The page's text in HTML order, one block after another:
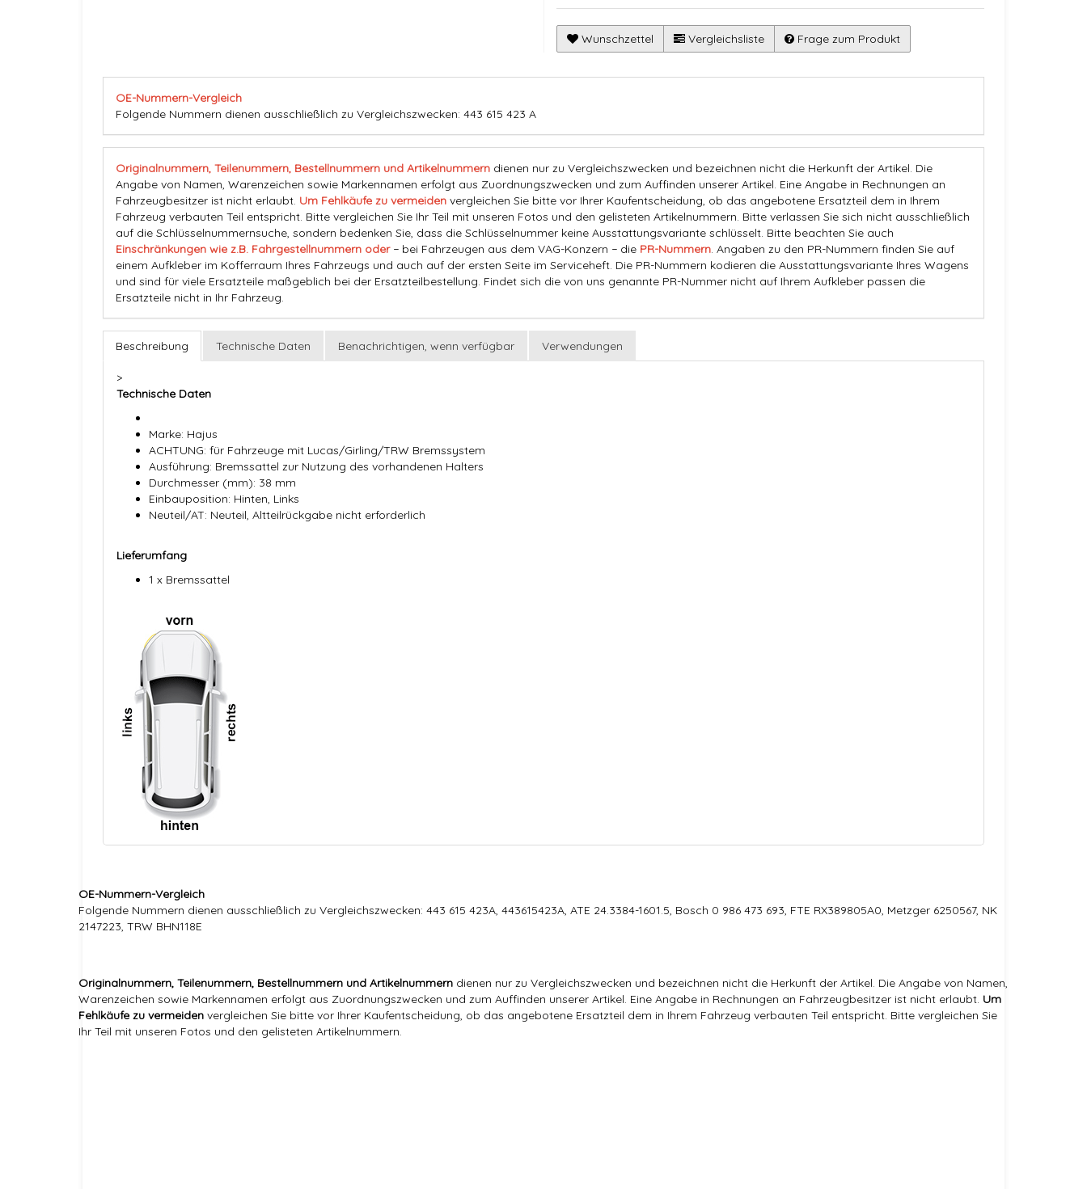
Wunschzettel Vergleichsliste Frage zum Produkt
OE-Nummern-Vergleich
Folgende Nummern dienen ausschließlich zu Vergleichszwecken: 443 615 423 A
Originalnummern, Teilenummern, Bestellnummern und Artikelnummern dienen nur zu Vergleichszwecken und bezeichnen nicht die Herkunft der Artikel. Die
Angabe von Namen, Warenzeichen sowie Markennamen erfolgt aus Zuordnungszwecken und zum Auffinden unserer Artikel. Eine Angabe in Rechnungen an
Fahrzeugbesitzer ist nicht erlaubt. Um Fehlkäufe zu vermeiden vergleichen Sie bitte vor Ihrer Kaufentscheidung, ob das angebotene Ersatzteil dem in Ihrem
Fahrzeug verbauten Teil entspricht. Bitte vergleichen Sie Ihr Teil mit unseren Fotos und den gelisteten Artikelnummern. Bitte verlassen Sie sich nicht ausschließlich
auf die Schlüsselnummernsuche, sondern bedenken Sie, dass die Schlüsselnummer keine Ausstattungsvariante schlüsselt. Bitte beachten Sie auch
Einschränkungen wie z.B. Fahrgestellnummern oder− bei Fahrzeugen aus dem VAG-Konzern − die PR-Nummern. Angaben zu den PR-Nummern finden Sie auf
einem Aufkleber im Kofferraum Ihres Fahrzeugs und auch auf der ersten Seite im Serviceheft. Die PR-Nummern kodieren die Ausstattungsvariante Ihres Wagens
und sind für viele Ersatzteile maßgeblich bei der Ersatzteilbestellung. Findet sich die von uns genannte PR-Nummer nicht auf Ihrem Aufkleber passen die
Ersatzteile nicht in Ihr Fahrzeug.
Beschreibung Technische Daten Benachrichtigen, wenn verfügbar Verwendungen
>
Technische Daten
Marke: Hajus
ACHTUNG: für Fahrzeuge mit Lucas/Girling/TRW Bremssystem
Ausführung: Bremssattel zur Nutzung des vorhandenen Halters
Durchmesser (mm): 38 mm
Einbauposition: Hinten, Links
Neuteil/AT: Neuteil, Altteilrückgabe nicht erforderlich
Lieferumfang
1 x Bremssattel
OE-Nummern-Vergleich
Folgende Nummern dienen ausschließlich zu Vergleichszwecken: 443 615 423A, 443615423A, ATE 24.3384-1601.5, Bosch 0 986 473 693, FTE RX389805A0, Metzger 6250567, NK
2147223, TRW BHN118E
Originalnummern, Teilenummern, Bestellnummern und Artikelnummern dienen nur zu Vergleichszwecken und bezeichnen nicht die Herkunft der Artikel. Die Angabe von Namen,
Warenzeichen sowie Markennamen erfolgt aus Zuordnungszwecken und zum Auffinden unserer Artikel. Eine Angabe in Rechnungen an Fahrzeugbesitzer ist nicht erlaubt. Um
Fehlkäufe zu vermeiden vergleichen Sie bitte vor Ihrer Kaufentscheidung, ob das angebotene Ersatzteil dem in Ihrem Fahrzeug verbauten Teil entspricht. Bitte vergleichen Sie
Ihr Teil mit unseren Fotos und den gelisteten Artikelnummern.